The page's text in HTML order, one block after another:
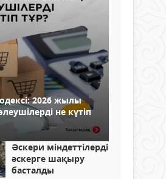
2026 жылы
не күтіп
Әскери міндеттілерді
әскерге шақыру
басталды